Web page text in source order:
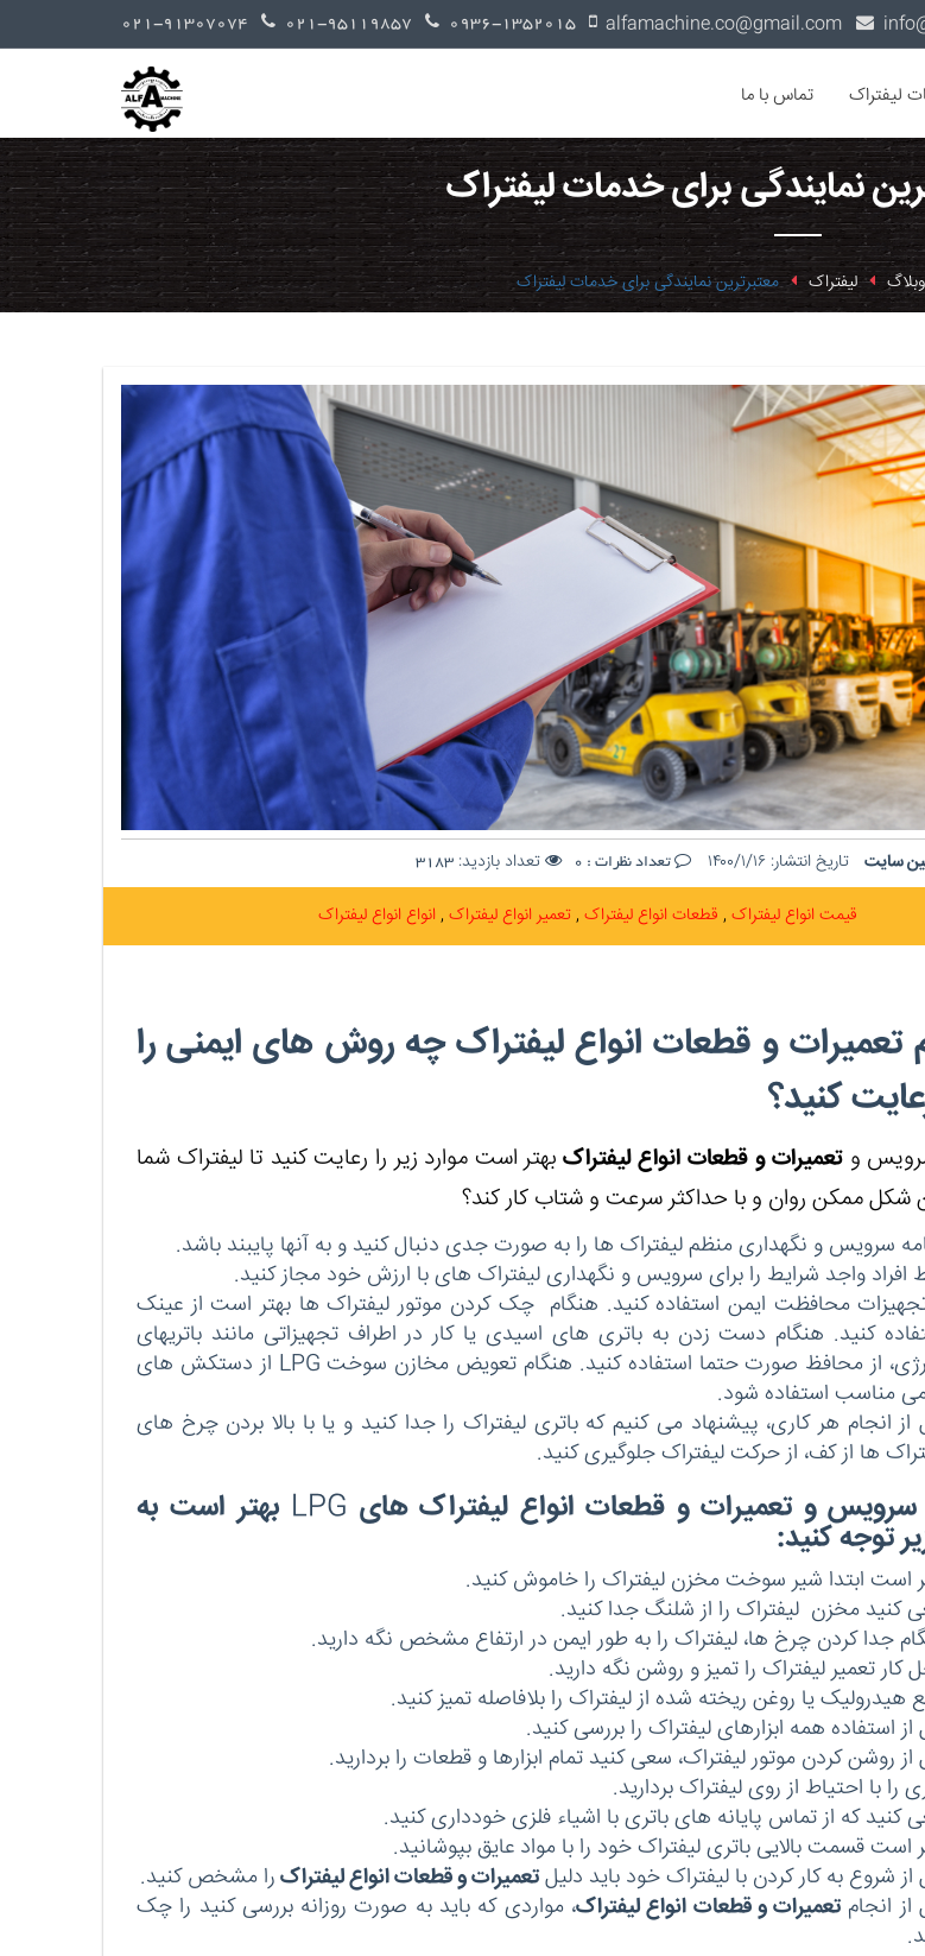
لیفتراک تماس با ما
نمایندگی برای خدمات لیفتراک
وبلاگ لیفتراک معتبرترین نمایندگی برای خدمات لیفتراک
سایت تاریخ انتشار: ۱۴۰۰/۱/۱۶ تعداد نظرات : 0 تعداد بازدید: 3183
قیمت انواع لیفتراک قطعات انواع لیفتراک تعمیر انواع لیفتراک انواع انواع لیفتراک
تعمیرات و قطعات انواع لیفتراک چه روش های ایمنی را
کنید؟
و تعمیرات و قطعات انواع لیفتراکبهتر است موارد زیر را رعایت کنید تا لیفتراک شما
شکل ممکن روان و با حداکثر سرعت و شتاب کار کند؟
سرویس و نگهداری منظم لیفتراک ها را به صورت جدی دنبال کنید و به آنها پایبند باشد.
افراد واجد شرایط را برای سرویس و نگهداری لیفتراک های با ارزش خود مجاز کنید.
محافظت ایمن استفاده کنید. هنگام چک کردن موتور لیفتراک ها بهتر است از عینک
کنید. هنگام دست زدن به باتری های اسیدی یا کار در اطراف تجهیزاتی مانند باتریهای
از محافظ صورت حتما استفاده کنید. هنگام تعویض مخازن سوخت LPG از دستکش های
مناسب استفاده شود.
از انجام هر کاری، پیشنهاد می کنیم که باتری لیفتراک را جدا کنید و یا با بالا بردن چرخ های
ها از کف، از حرکت لیفتراک جلوگیری کنید.
سرویس و تعمیرات و قطعات انواع لیفتراک های LPG بهتر است به
توجه کنید:
است ابتدا شیر سوخت مخزن لیفتراک را خاموش کنید.
کنید مخزن لیفتراک را از شلنگ جدا کنید.
جدا کردن چرخ ها، لیفتراک را به طور ایمن در ارتفاع مشخص نگه دارید.
کار تعمیر لیفتراک را تمیز و روشن نگه دارید.
هیدرولیک یا روغن ریخته شده از لیفتراک را بلافاصله تمیز کنید.
از استفاده همه ابزارهای لیفتراک را بررسی کنید.
از روشن کردن موتور لیفتراک، سعی کنید تمام ابزارها و قطعات را بردارید.
را با احتیاط از روی لیفتراک بردارید.
کنید که از تماس پایانه های باتری با اشیاء فلزی خودداری کنید.
است قسمت بالایی باتری لیفتراک خود را با مواد عایق بپوشانید.
از شروع به کار کردن با لیفتراک خود باید دلیلتعمیرات و قطعات انواع لیفتراکرا مشخص کنید.
از انجام تعمیرات و قطعات انواع لیفتراک، مواردی که باید به صورت روزانه بررسی کنید را چک